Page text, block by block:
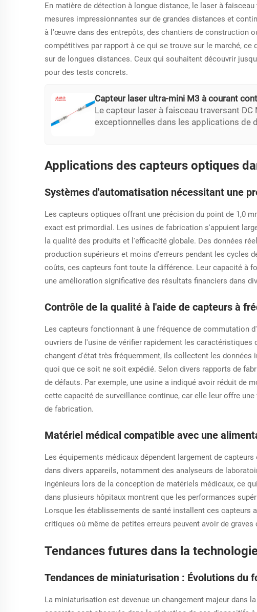
En matière de détection à longue distance, le laser à
mesures impressionnantes sur de grandes distances et
à l'œuvre dans des entrepôts, des chantiers de construction
compétitives par rapport à ce qui se trouve sur le marché,
sur de longues distances. Ceux qui souhaitent découvrir
pour des tests concrets.
Capteur laser ultra-mini M3 à courant
Le capteur laser à faisceau traversant
exceptionnelles dans les applications de
Applications des capteurs optiques
Systèmes d'automatisation nécessitant une
Les capteurs optiques offrant une précision du point de 1,0
exact est primordial. Les usines de fabrication s'appuient
la qualité des produits et l'efficacité globale. Des données
production supérieurs et moins d'erreurs pendant les cycles
coûts, ces capteurs font toute la différence. Leur capacité à
une amélioration significative des résultats financiers dans
Contrôle de la qualité à l'aide de capteurs à
Les capteurs fonctionnant à une fréquence de commutation
ouvriers de l'usine de vérifier rapidement les
changent d'état très fréquemment, ils collectent les
quoi que ce soit ne soit expédié. Selon divers rapports de
de défauts. Par exemple, une usine a indiqué avoir réduit de
cette capacité de surveillance continue, car elle leur offre
de fabrication.
Matériel médical compatible avec une
Les équipements médicaux dépendent largement de
dans divers appareils, notamment des analyseurs de
ingénieurs lors de la conception de matériels médicaux, ce
dans plusieurs hôpitaux montrent que les performances
Lorsque les établissements de santé installent ces capteurs
critiques où même de petites erreurs peuvent avoir de
Tendances futures dans la
Tendances de miniaturisation : Évolutions du
La miniaturisation est devenue un changement majeur dans